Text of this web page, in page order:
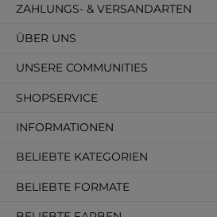
SHOPSERVICE
INFORMATIONEN
BELIEBTE KATEGORIEN
BELIEBTE FORMATE
ZAHLUNGS- & VERSANDARTEN
ÜBER UNS
UNSERE COMMUNITIES